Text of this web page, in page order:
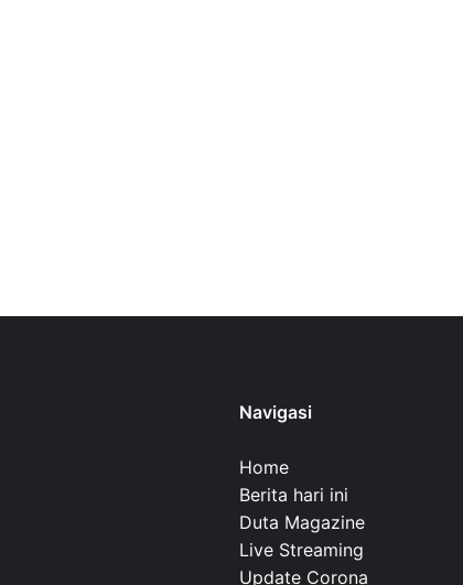
Navigasi
Home
Berita hari ini
Duta Magazine
Live Streaming
Update Corona